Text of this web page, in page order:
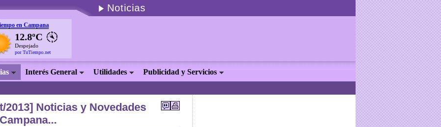
Noticias
en Campana
12.8ºC
Despejado
por TuTiempo.net
Interés General Utilidades Publicidad y Servicios
2013] Noticias y Novedades